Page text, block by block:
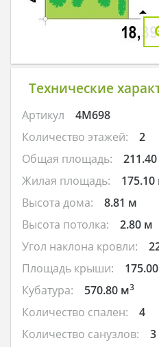
Технические
Артикул
4M698
Количество этажей:
2
Общая площадь:
Жилая площадь:
Высота дома:
8.81 м
Высота потолка:
2.80 м
Угол наклона кровли:
Площадь крыши:
Кубатура: 570.80 м3
Количество спален:
4
Количество санузлов:
3